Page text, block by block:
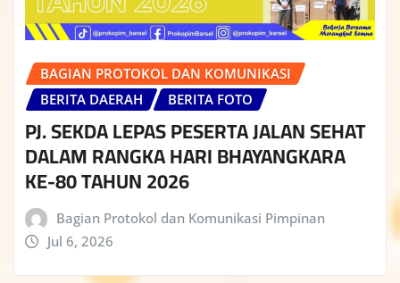
BAGIAN PROTOKOL DAN KOMUNIKASI
BERITA DAERAH
BERITA FOTO
PJ. SEKDA LEPAS PESERTA JALAN SEHAT
DALAM RANGKA HARI BHAYANGKARA
KE-80 TAHUN 2026
Bagian Protokol dan Komunikasi Pimpinan
Jul 6, 2026